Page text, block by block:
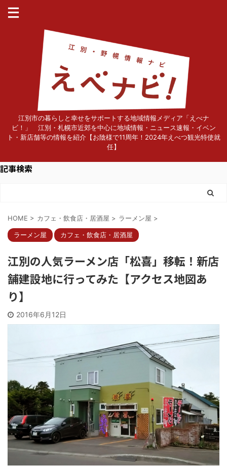
江別市の暮らしと幸せをサポートする地域情報メディア「えべナ
ビ！」 江別・札幌市近郊を中心に地域情報・ニュース速報・イベン
ト・新店舗等の情報を紹介【お陰様で11周年！2024年えべつ観光特使就
任】
記事検索
HOME > カフェ・飲食店・居酒屋 > ラーメン屋 >
ラーメン屋 カフェ・飲食店・居酒屋
江別の人気ラーメン店「松喜」移転！新店
舗建設地に行ってみた【アクセス地図あ
り】
2016年6月12日